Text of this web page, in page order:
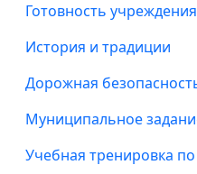
Готовность
История и традиции
Дорожная
Муниципальное
Учебная тренировка